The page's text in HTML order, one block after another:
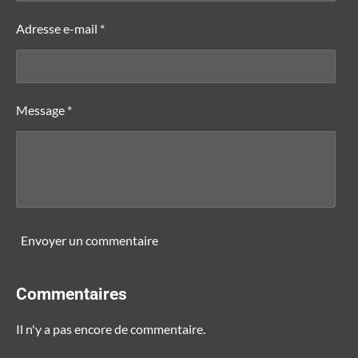
Adresse e-mail *
Message *
Envoyer un commentaire
Commentaires
Il n'y a pas encore de commentaire.